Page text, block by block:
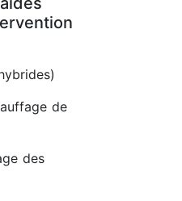
de
des